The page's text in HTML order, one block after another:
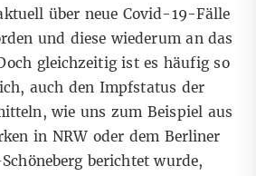
über neue Covid-19-Fälle
und diese wiederum an das
gleichzeitig ist es häufig so
auch den Impfstatus der
wie uns zum Beispiel aus
in NRW oder dem Berliner
berichtet wurde,